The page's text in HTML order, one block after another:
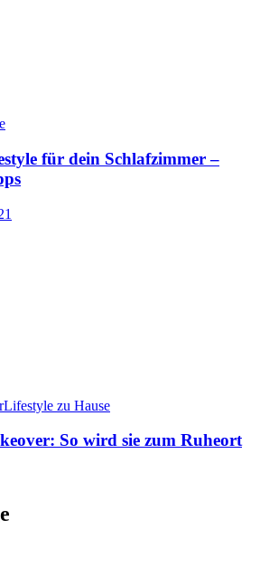
für dein Schlafzimmer –
Lifestyle zu Hause
So wird sie zum Ruheort